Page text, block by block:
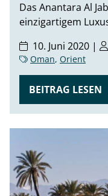
Das Anantara Al
einzigartigem
10. Juni 2020 |
Oman, Orient
BEITRAG LESEN